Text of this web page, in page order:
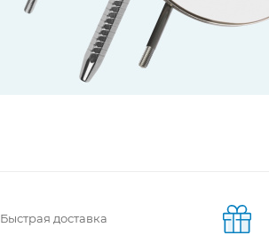
Быстрая доставка